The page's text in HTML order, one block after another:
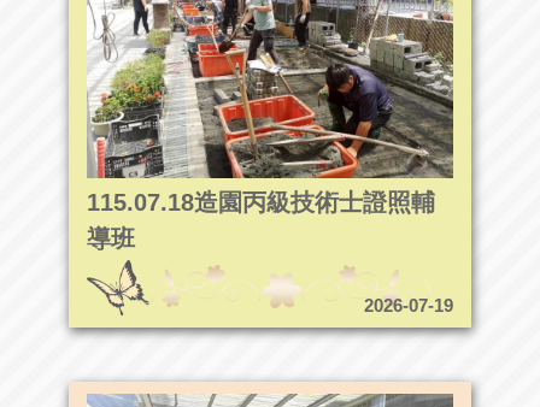
115.07.18造園丙級技術士證照輔
導班
2026-07-19